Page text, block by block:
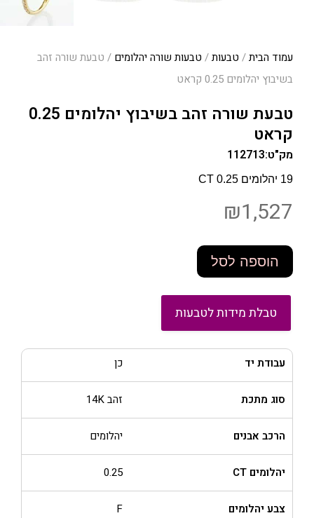
עמוד הבית/ טבעות/ טבעות שורה יהלומים / טבעת שורה זהב
בשיבוץ יהלומים 0.25 קראט
טבעת שורה זהב בשיבוץ יהלומים 0.25
קראט
מק"ט:112713
19 יהלומים 0.25 CT
₪1,527
הוספה לסל
טבלת מידות לטבעות
עבודת יד כן
סוג מתכת זהב 14K
הרכב אבנים יהלומים
יהלומים CT 0.25
צבע יהלומים F